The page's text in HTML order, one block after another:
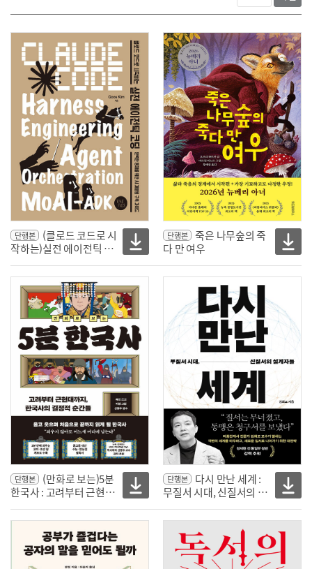
단행본
(클로드 코드로 시
작하는)실전 에이전틱 코
개발팀 구축 가이드
단행본
죽은 나무숲의 죽
다 만 여우
단행본
(만화로 보는)5분
한국사 : 고려부터 근현대
까지, 한국사의 결정적 순
간들
단행본
다시 만난 세계 :
무질서 시대, 신질서의 설
계자들